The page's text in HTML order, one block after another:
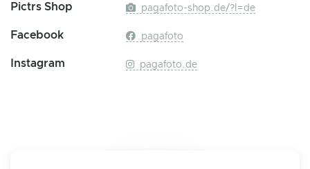
Pictrs Shop pagafoto-shop.de/?l=de
Facebook pagafoto
Instagram pagafoto.de